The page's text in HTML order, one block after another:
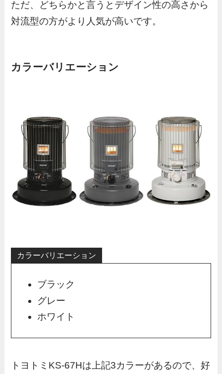
ただ、どちらかと言うとデザイン性の高さから
対流型の方がより人気が高いです。
カラーバリエーション
カラーバリエーション
ブラック
グレー
ホワイト
トヨトミKS-67Hは上記3カラーがあるので、好